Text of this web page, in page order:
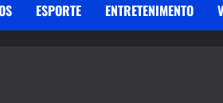
ESPORTE ENTRETENIMENTO